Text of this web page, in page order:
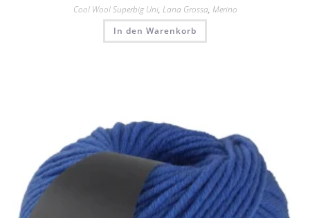
Cool Wool Superbig Uni, Lana Grossa, Merino
In den Warenkorb